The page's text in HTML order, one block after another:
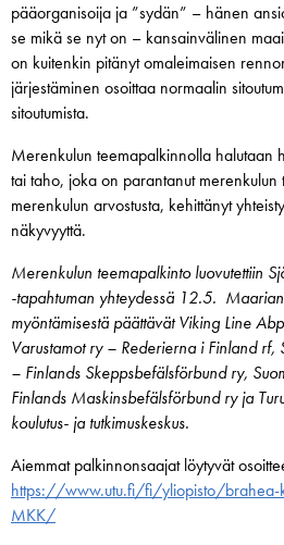
pääorganisoija ja ”sydän” – hänen
se mikä se nyt on – kansainvälinen
on kuitenkin pitänyt omaleimaisen
järjestäminen osoittaa normaalin
sitoutumista.
Merenkulun teemapalkinnolla halutaan
tai taho, joka on parantanut merenkulun
merenkulun arvostusta, kehittänyt
näkyvyyttä.
Merenkulun teemapalkinto luovutettiin
-tapahtuman yhteydessä 12.5.
myöntämisestä päättävät Viking Line
Varustamot ry – Rederierna i Finland rf,
– Finlands Skeppsbefälsförbund ry,
Finlands Maskinsbefälsförbund ry ja
koulutus- ja tutkimuskeskus.
Aiemmat palkinnonsaajat löytyvät
https://www.utu.fi/fi/yliopisto/brahea-
MKK/